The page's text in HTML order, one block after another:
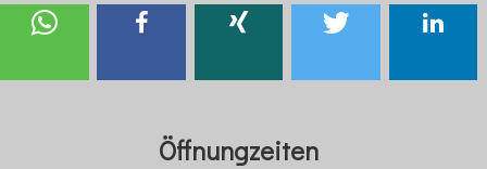
Öffnungzeiten